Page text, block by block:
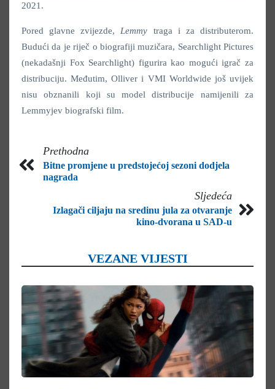
2021.
Pored glavne zvijezde, Lemmy traga i za distributerom.
Budući da je riječ o biografiji muzičara, Searchlight Pictures
(nekadašnji Fox Searchlight) figurira kao mogući igrač za
distribuciju. Međutim, Olliver i VMI Worldwide još uvijek
nisu obznanili koji su model distribucije namijenili za
Lemmyjev biografski film.
Prethodna
Bitne promjene u predstojećoj sezoni dodjela
nagrada
Sljedeća
Izlagači ciljaju na sredinu jula za otvaranje
kino-dvorana u SAD-u
VEZANE VIJESTI